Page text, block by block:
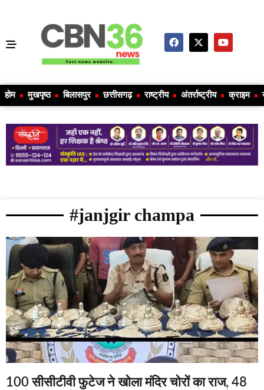
होम मुखपृष्ठ बिलासपुर छत्तीसगढ़ राष्ट्रीय अंतर्राष्ट्रीय क्राइम
#janjgir champa
100 सीसीटीवी फुटेज ने खोला मंदिर चोरों का राज, 48